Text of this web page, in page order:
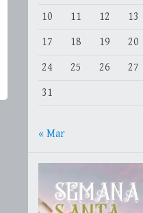
10
11 12 13
17
18 19 20
24
25 26 27
31
« Mar